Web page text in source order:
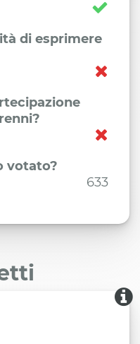
di esprimere
votato?
633